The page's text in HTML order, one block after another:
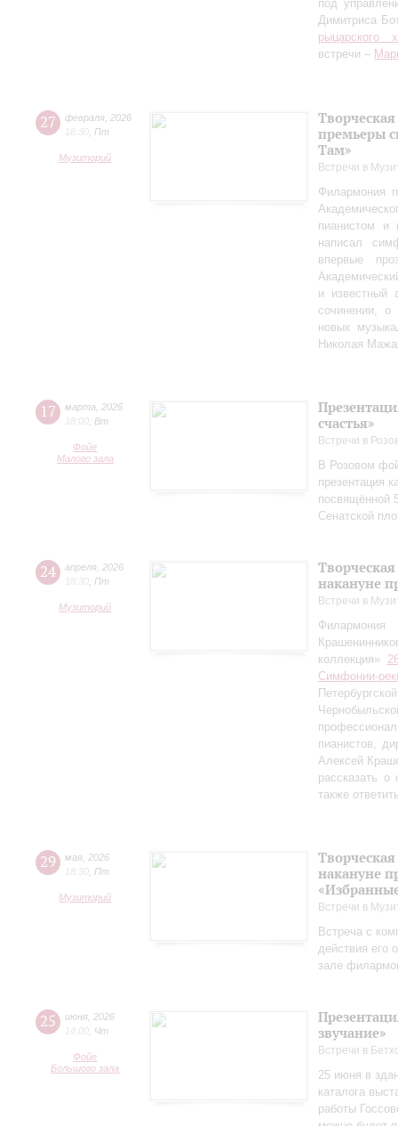
под
Димитриса
рыцарского
встречи –
27 февраля 2026
18:30 Пт
Музиторий
премьеры
Там»
Встречи в
Филармония
пианистом и
написал
впервые
и известный
сочинении,
новых
Николая
17 марта
2026
18:00 Вт
Фойе
Малого зала
счастья»
Встречи в
В Розовом
презентация
посвящённой
Сенатской
24 апреля 2026
18:30 Пт
Музиторий
накануне
Встречи в
коллекция»
Симфонии-
пианистов,
Алексей
рассказать
также
29 мая 2026
18:30 Пт
Музиторий
накануне
Встречи в
Встреча с
действия его
зале
25 июня 2026
14:00 Чт
Фойе
Большого зала
звучание»
Встречи в
25 июня в
каталога
работы